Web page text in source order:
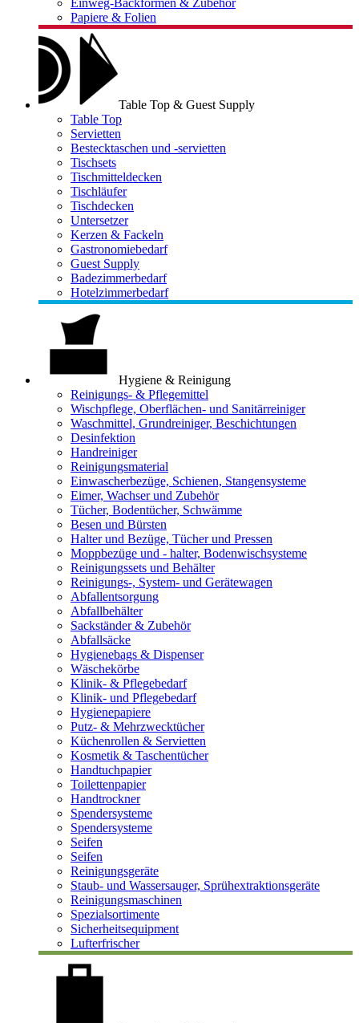
Einweg-Backformen & Zubehör
Papiere & Folien
Table Top & Guest Supply
Table Top
Servietten
Bestecktaschen und -servietten
Tischsets
Tischmitteldecken
Tischläufer
Tischdecken
Untersetzer
Kerzen & Fackeln
Gastronomiebedarf
Guest Supply
Badezimmerbedarf
Hotelzimmerbedarf
Hygiene & Reinigung
Reinigungs- & Pflegemittel
Wischpflege, Oberflächen- und Sanitärreiniger
Waschmittel, Grundreiniger, Beschichtungen
Desinfektion
Handreiniger
Reinigungsmaterial
Einwascherbezüge, Schienen, Stangensysteme
Eimer, Wachser und Zubehör
Tücher, Bodentücher, Schwämme
Besen und Bürsten
Halter und Bezüge, Tücher und Pressen
Moppbezüge und - halter, Bodenwischsysteme
Reinigungssets und Behälter
Reinigungs-, System- und Gerätewagen
Abfallentsorgung
Abfallbehälter
Sackständer & Zubehör
Abfallsäcke
Hygienebags & Dispenser
Wäschekörbe
Klinik- & Pflegebedarf
Klinik- und Pflegebedarf
Hygienepapiere
Putz- & Mehrzwecktücher
Küchenrollen & Servietten
Kosmetik & Taschentücher
Handtuchpapier
Toilettenpapier
Handtrockner
Spendersysteme
Spendersysteme
Seifen
Seifen
Reinigungsgeräte
Staub- und Wassersauger, Sprühextraktionsgeräte
Reinigungsmaschinen
Spezialsortimente
Sicherheitsequipment
Lufterfrischer